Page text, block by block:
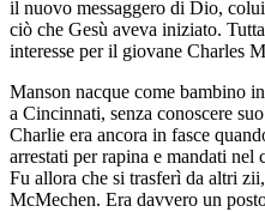
il nuovo messaggero di Dio, col
ciò che Gesù aveva iniziato.
interesse per il giovane Charles
Manson nacque come bambino
a Cincinnati, senza conoscere
Charlie era ancora in fasce
arrestati per rapina e mandati
Fu allora che si trasferì da altri
McMechen. Era davvero un